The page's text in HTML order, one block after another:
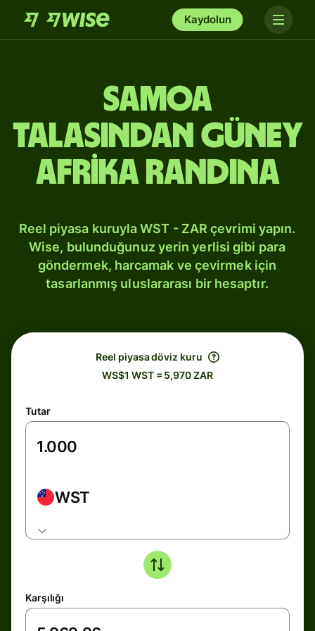
Kaydolun
Samoa
talasından Güney
Afrika randına
Reel piyasa kuruyla WST - ZAR çevrimi yapın.
Wise, bulunduğunuz yerin yerlisi gibi para
göndermek, harcamak ve çevirmek için
tasarlanmış uluslararası bir hesaptır.
Reel piyasa döviz kuru
WS$1 WST = 5,970 ZAR
Tutar
WST
Karşılığı